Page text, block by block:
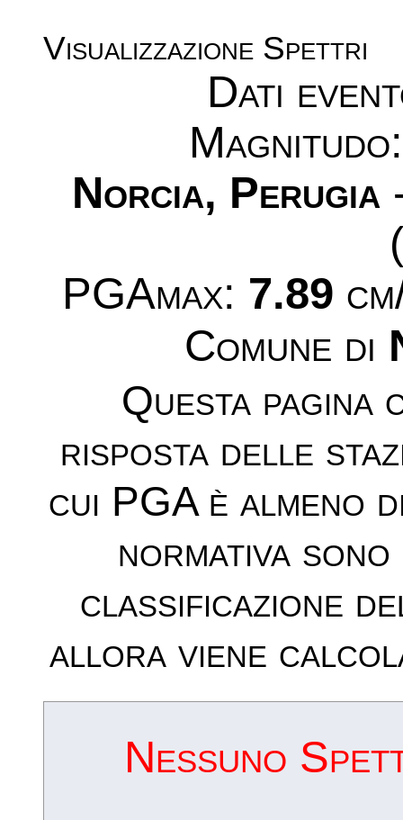
Visualizzazione Spettri
Dati
Norcia, Perugia
PGAmax: 7.89
Comune di
Questa
risposta delle
cui PGA è almeno
normativa
classificazione
allora viene
Nessuno